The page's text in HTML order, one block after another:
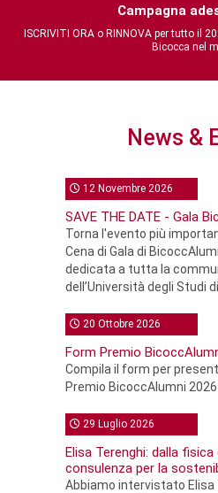
Campagna
ISCRIVITI ORA o RINNOVA per tutto il
Bicocca nel
News &
12 Novembre 2026
SAVE THE DATE - Gala
Torna l'evento più
Cena di Gala di
dedicata a tutta la
dell’Università degli Studi
20 Ottobre 2026
Form Premio
Compila il form per
Premio BicoccAlumni 2026
29 Luglio 2026
Elisa Terenghi: dalla
consulenza per la
Abbiamo intervistato Elisa